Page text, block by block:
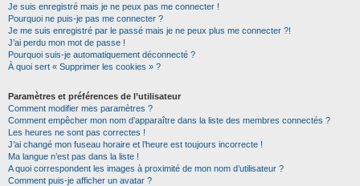
Je suis enregistré mais je ne peux pas me connecter !
Pourquoi ne puis-je pas me connecter ?
Je me suis enregistré par le passé mais je ne peux plus me connecter ?!
J’ai perdu mon mot de passe !
Pourquoi suis-je automatiquement déconnecté ?
À quoi sert « Supprimer les cookies » ?
Paramètres et préférences de l’utilisateur
Comment modifier mes paramètres ?
Comment empêcher mon nom d’apparaître dans la liste des membres connectés ?
Les heures ne sont pas correctes !
J’ai changé mon fuseau horaire et l’heure est toujours incorrecte !
Ma langue n’est pas dans la liste !
A quoi correspondent les images à proximité de mon nom d’utilisateur ?
Comment puis-je afficher un avatar ?